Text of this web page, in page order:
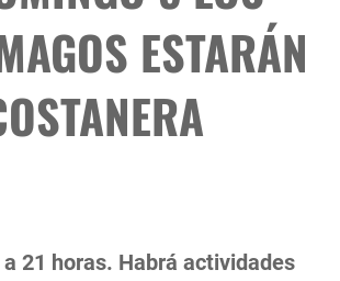
ESTARÁN
21 horas. Habrá actividades